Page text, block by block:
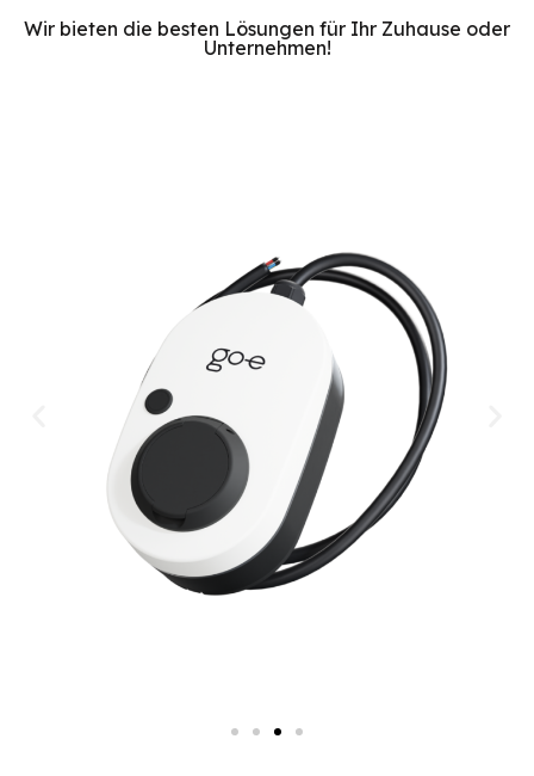
Wir bieten die besten Lösungen für Ihr Zuhause oder
Unternehmen!